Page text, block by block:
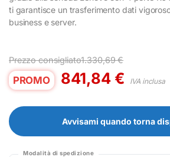
ti garantisce un trasferimento dati
business e server.
Prezzo consigliato1.330,69€
PROMO 841,84€ IVA inclusa
Avvisami quando torna
Modalità di spedizione